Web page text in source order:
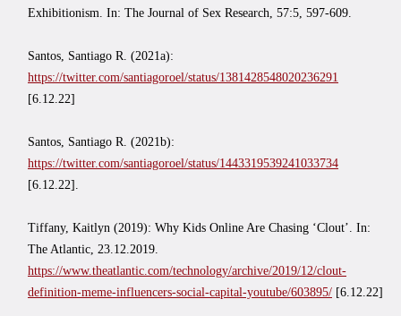
Exhibitionism. In: The Journal of Sex Research, 57:5, 597-609.
Santos, Santiago R. (2021a):
https://twitter.com/santiagoroel/status/1381428548020236291
[6.12.22]
Santos, Santiago R. (2021b):
https://twitter.com/santiagoroel/status/1443319539241033734
[6.12.22].
Tiffany, Kaitlyn (2019): Why Kids Online Are Chasing ‘Clout’. In:
The Atlantic, 23.12.2019.
https://www.theatlantic.com/technology/archive/2019/12/clout-
definition-meme-influencers-social-capital-youtube/603895/ [6.12.22]